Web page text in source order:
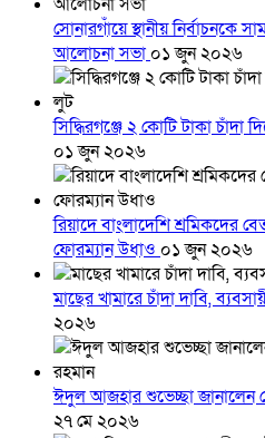
সোনারগাঁয়ে স্থানীয় নির্বাচনকে
আলোচনা সভা ০১ জুন ২০২৬
সিদ্ধিরগঞ্জে ২ কোটি টাকা চাঁদা
০১ জুন ২০২৬
রিয়াদে বাংলাদেশি
ফোরম্যান উধাও ০১ জুন ২০২৬
মাছের খামারে চাঁদা দাবি,
২০২৬
ঈদুল আজহার শুভেচ্ছা জানালেন
২৭ মে ২০২৬